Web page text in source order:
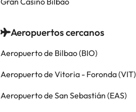
Aeropuertos cercanos
Aeropuerto de Bilbao (BIO)
Aeropuerto de Vitoria - Foronda (VIT)
Aeropuerto de San Sebastián (EAS)